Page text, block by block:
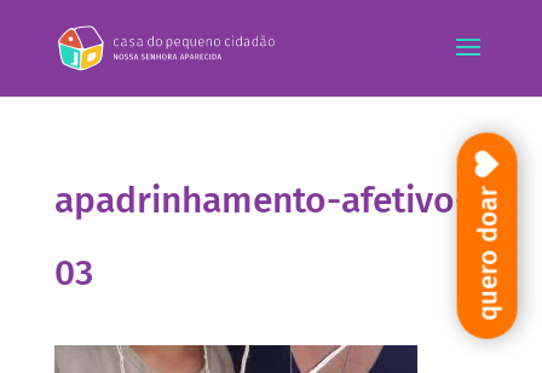
apadrinhamento-afetivo-
03
quero doar